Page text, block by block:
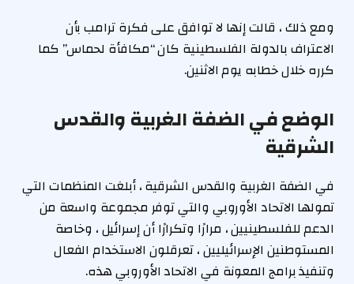
ومع ذلك ، قالت إنها لا توافق على فكرة ترامب بأن
الاعتراف بالدولة الفلسطينية كان “مكافأة لحماس” كما
كرره خلال خطابه يوم الاثنين.
الوضع في الضفة الغربية والقدس
الشرقية
في الضفة الغربية والقدس الشرقية ، أبلغت المنظمات التي
تمولها الاتحاد الأوروبي والتي توفر مجموعة واسعة من
الدعم للفلسطينيين ، مرارًا وتكرارًا أن إسرائيل ، وخاصة
المستوطنين الإسرائيليين ، تعرقلون الاستخدام الفعال
وتنفيذ برامج المعونة في الاتحاد الأوروبي هذه.